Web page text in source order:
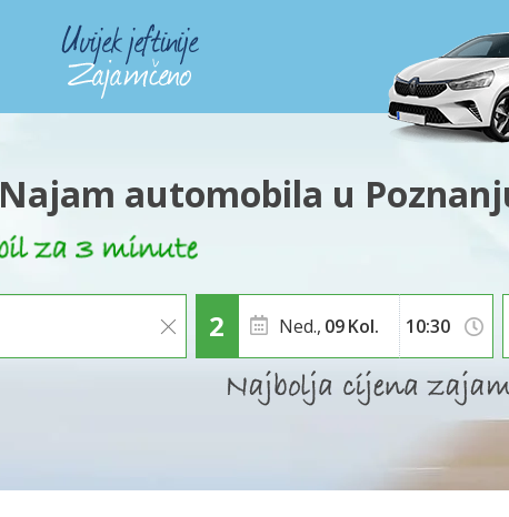
Najam automobila u
Ned., 09Kol.